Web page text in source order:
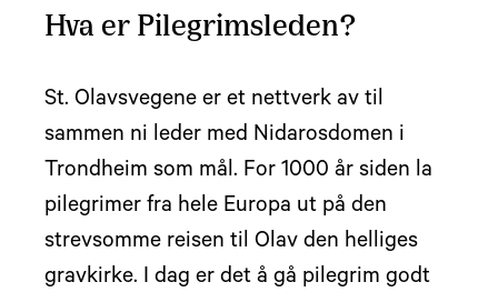
Hva er Pilegrimsleden?
St. Olavsvegene er et nettverk av til
sammen ni leder med Nidarosdomen i
Trondheim som mål. For 1000 år siden la
pilegrimer fra hele Europa ut på den
strevsomme reisen til Olav den helliges
gravkirke. I dag er det å gå pilegrim godt